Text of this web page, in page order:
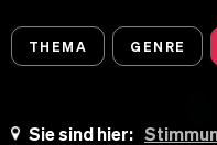
THEMA GENRE
Sie sind hier: